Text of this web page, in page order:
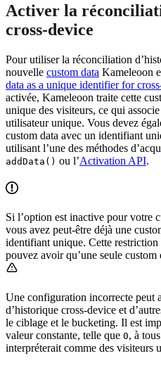
Activer la
cross-device
Pour utiliser la réconciliation
nouvelle custom data Kameleoon
data as a unique identifier for
activée, Kameleoon traite cette
unique des visiteurs, ce qui
utilisateur unique. Vous devez
custom data avec un identifiant
utilisant l’une des méthodes
addData() ou l’Activation API.
Si l’option est inactive pour votre
vous avez peut-être déjà une
identifiant unique. Cette restriction
pouvez avoir qu’une seule
Une configuration incorrecte peut
d’historique cross-device et
le ciblage et le bucketing. Il est
valeur constante, telle que 0, à
interpréterait comme des visiteurs